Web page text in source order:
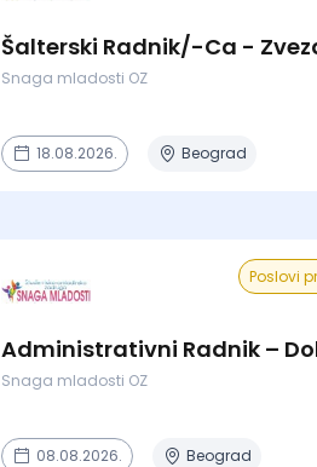
Šalterski Radnik/-Ca -
Snaga mladosti OZ
18.08.2026. Beograd
Poslovi
Administrativni Radnik –
Snaga mladosti OZ
08.08.2026. Beograd